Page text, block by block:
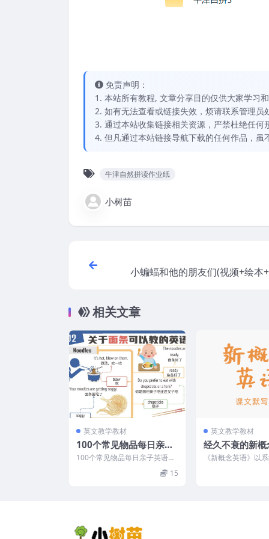
免责声明：
1. 本站所有教程, 文章分享目的仅供大家学习
2. 如有无法查看或链接失效，烦请联系管理
3. 通过本站收集链接相关资源，严禁杜绝任
4. 但凡通过本站链接导航下载的任何作品，
牛津自然拼读作业纸
小树苗
小蝙蝠和他的朋友们(视频+绘本
相关文章
英文教学教材
100个常见物品每日亲子
英语词汇视频(MP4)
100个常见物品每日亲子英语词
15
英文教学教材
经久不衰的新
写本（全4册
《新概念英语》以